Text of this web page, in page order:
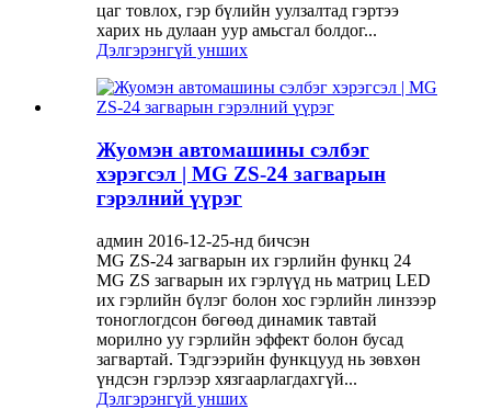
цаг товлох, гэр бүлийн уулзалтад гэртээ
харих нь дулаан уур амьсгал болдог...
Дэлгэрэнгүй унших
Жуомэн автомашины сэлбэг
хэрэгсэл | MG ZS-24 загварын
гэрэлний үүрэг
админ 2016-12-25-нд бичсэн
MG ZS-24 загварын их гэрлийн функц 24
MG ZS загварын их гэрлүүд нь матриц LED
их гэрлийн бүлэг болон хос гэрлийн линзээр
тоноглогдсон бөгөөд динамик тавтай
морилно уу гэрлийн эффект болон бусад
загвартай. Тэдгээрийн функцууд нь зөвхөн
үндсэн гэрлээр хязгаарлагдахгүй...
Дэлгэрэнгүй унших